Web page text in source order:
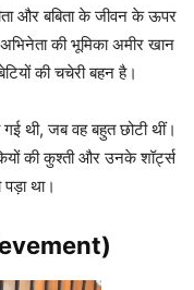
और बबिता के जीवन के ऊपर
की भूमिका अमीर खान
की चचेरी बहन है।
गई थी, जब वह बहुत छोटी थीं।
की कुश्ती और उनके शॉर्ट्स
था।